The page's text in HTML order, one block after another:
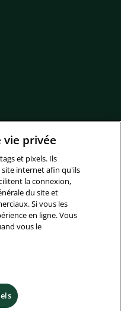
privée
et pixels. Ils
internet afin qu'ils
la connexion,
du site et
Si vous les
en ligne. Vous
vous le